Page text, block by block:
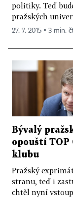
politiky. Teď
pražských
27. 7. 2015 ▪ 3 min.
Bývalý
opouští TOP
klubu
Pražský
stranu, teď i
chtěl nyní